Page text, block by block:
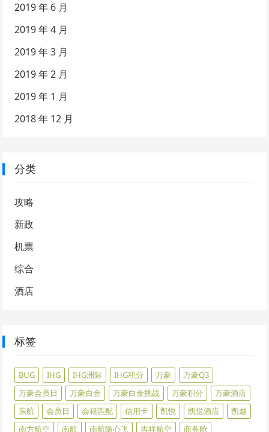
2019 年 6 月
2019 年 4 月
2019 年 3 月
2019 年 2 月
2019 年 1 月
2018 年 12 月
分类
攻略
新政
机票
综合
酒店
标签
BUG IHG IHG洲际 IHG积分 万豪
万豪Q3
万豪会员日
万豪白金 万豪白金挑战 万豪积分
万豪酒店
东航
会员日 会籍匹配 信用卡 凯悦 凯悦酒店
凯越
南方航空
南航 南航随心飞 吉祥航空 商务舱